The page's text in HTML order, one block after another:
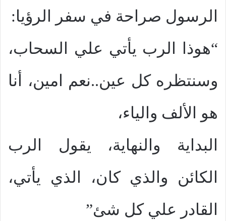
الرسول صراحة في سفر الرؤيا:
“هوذا الرب يأتي علي السحاب،
وسنتظره كل عين..نعم امين، أنا
هو الألف والياء،
البداية والنهاية، يقول الرب
الكائن والذي كان، الذي يأتي،
القادر علي كل شئ”